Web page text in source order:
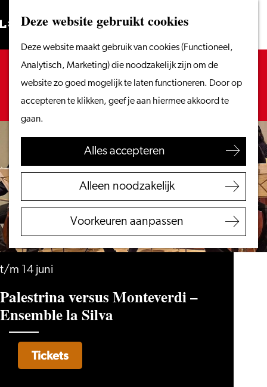
Deze website gebruikt cookies
Deze website maakt gebruik van cookies (Functioneel,
Analytisch, Marketing) die noodzakelijk zijn om de
website zo goed mogelijk te laten functioneren. Door op
accepteren te klikken, geef je aan hiermee akkoord te
gaan.
Alles accepteren
Alleen noodzakelijk
Voorkeuren aanpassen
Ga
naar
homepage
Menu
ZoekenVanaf het water
wandelen
Winkelen
Eten & drinken
Met kinderen
VVV Leiden
Bereikbaarheid
Regio Leiden
Zoeken
Sorry, deze activiteit is niet meer beschikbaar.
Bekijk hetactuele aanbodvoor de beschikbare
opties.
t/m 14 juni
Palestrina versus Monteverdi –
Ensemble la Silva
Tickets